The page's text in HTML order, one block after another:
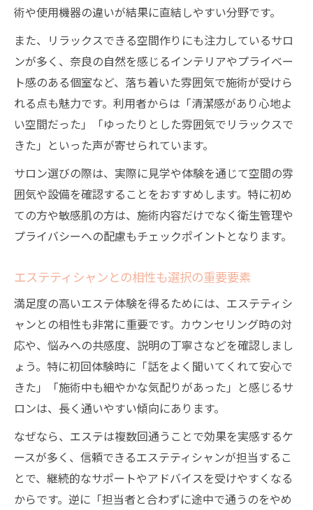
術や使用機器の違いが結果に直結しやすい分野です。
また、リラックスできる空間作りにも注力しているサロ
ンが多く、奈良の自然を感じるインテリアやプライベー
ト感のある個室など、落ち着いた雰囲気で施術が受けら
れる点も魅力です。利用者からは「清潔感があり心地よ
い空間だった」「ゆったりとした雰囲気でリラックスで
きた」といった声が寄せられています。
サロン選びの際は、実際に見学や体験を通じて空間の雰
囲気や設備を確認することをおすすめします。特に初め
ての方や敏感肌の方は、施術内容だけでなく衛生管理や
プライバシーへの配慮もチェックポイントとなります。
エステティシャンとの相性も選択の重要要素
満足度の高いエステ体験を得るためには、エステティシ
ャンとの相性も非常に重要です。カウンセリング時の対
応や、悩みへの共感度、説明の丁寧さなどを確認しまし
ょう。特に初回体験時に「話をよく聞いてくれて安心で
きた」「施術中も細やかな気配りがあった」と感じるサ
ロンは、長く通いやすい傾向にあります。
なぜなら、エステは複数回通うことで効果を実感するケ
ースが多く、信頼できるエステティシャンが担当するこ
とで、継続的なサポートやアドバイスを受けやすくなる
からです。逆に「担当者と合わずに途中で通うのをやめ